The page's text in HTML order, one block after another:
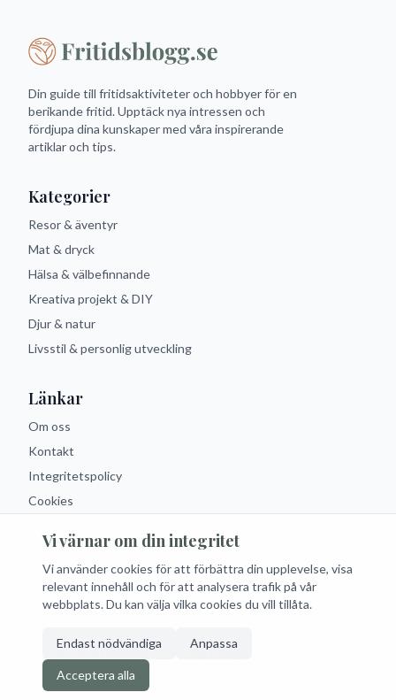
Din guide till fritidsaktiviteter och hobbyer för en
berikande fritid. Upptäck nya intressen och
fördjupa dina kunskaper med våra inspirerande
artiklar och tips.
Kategorier
Resor & äventyr
Mat & dryck
Hälsa & välbefinnande
Kreativa projekt & DIY
Djur & natur
Livsstil & personlig utveckling
Länkar
Om oss
Kontakt
Integritetspolicy
Cookies
Följ oss
Facebook
Instagram
Twitter
RSS
© 2026 Fritidsblogg.se. Alla rättigheter förbehållna.
Vi värnar om din integritet
Vi använder cookies för att förbättra din upplevelse, visa
relevant innehåll och för att analysera trafik på vår
webbplats. Du kan välja vilka cookies du vill tillåta.
Endast nödvändiga Anpassa
Acceptera alla